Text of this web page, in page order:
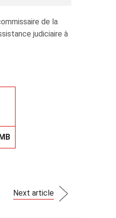
de la
judiciaire à
Next article